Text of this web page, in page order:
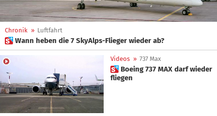
Chronik » Luftfahrt
 Wann heben die 7 SkyAlps-Flieger wieder ab?
Videos » 737 Max
 Boeing 737 MAX darf wieder
fliegen